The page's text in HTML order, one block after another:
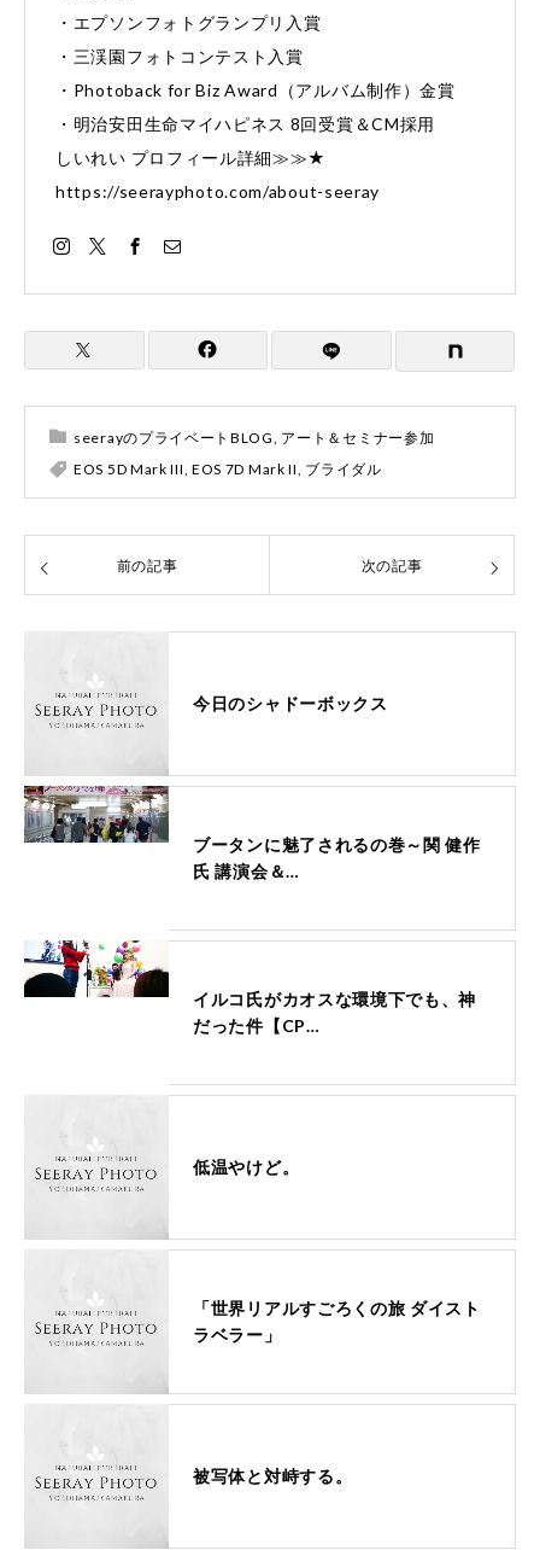
・エプソンフォトグランプリ入賞
・三渓園フォトコンテスト入賞
・Photoback for Biz Award（アルバム制作）金賞
・明治安田生命マイハピネス 8回受賞＆CM採用
しいれい プロフィール詳細≫≫★
https://seerayphoto.com/about-seeray
seerayのプライベートBLOG, アート＆セミナー参加
EOS 5D Mark III, EOS 7D Mark II, ブライダル
前の記事 次の記事
今日のシャドーボックス
ブータンに魅了されるの巻～関 健作
氏 講演会＆…
イルコ氏がカオスな環境下でも、神
だった件【CP…
低温やけど。
「世界リアルすごろくの旅 ダイスト
ラベラー」
被写体と対峙する。